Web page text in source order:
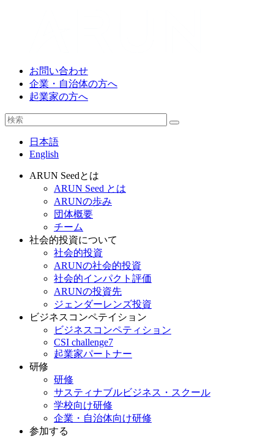
お問い合わせ
企業・自治体の方へ
起業家の方へ
日本語
English
ARUN Seedとは
ARUN Seed とは
ARUNの歩み
団体概要
チーム
社会的投資について
社会的投資
ARUNの社会的投資
社会的インパクト評価
ARUNの投資先
ジェンダーレンズ投資
ビジネスコンペテイション
ビジネスコンペティション
CSI challenge7
起業家パートナー
研修
研修
サスティナブルビジネス・スクール
学校向け研修
企業・自治体向け研修
参加する